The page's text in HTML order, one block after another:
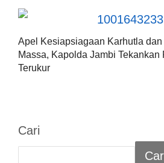
Apel Kesiapsiagaan Karhutla
Massa, Kapolda Jambi Tekankan
Terukur
Cari